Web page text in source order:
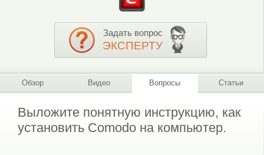
Задать вопрос
ЭКСПЕРТУ
Обзор Видео Вопросы Статьи
Выложите понятную инструкцию, как
установить Comodo на компьютер.